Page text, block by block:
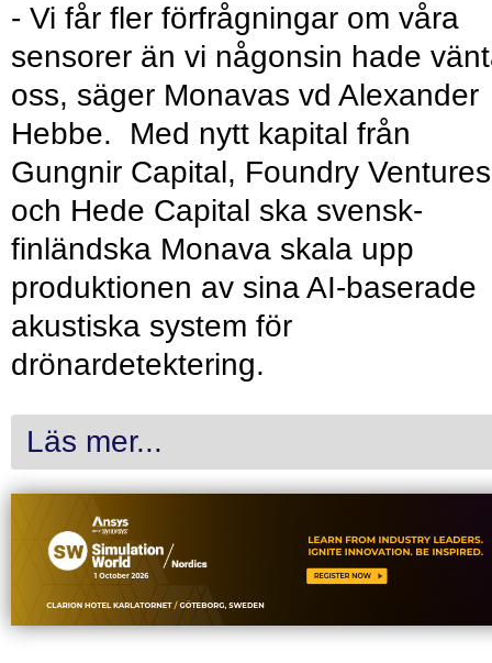
- Vi får fler förfrågningar om våra
sensorer än vi någonsin hade
oss, säger Monavas vd Alexander
Hebbe. Med nytt kapital från
Gungnir Capital, Foundry Ventures
och Hede Capital ska svensk-
finländska Monava skala upp
produktionen av sina AI-baserade
akustiska system för
drönardetektering.
Läs mer...